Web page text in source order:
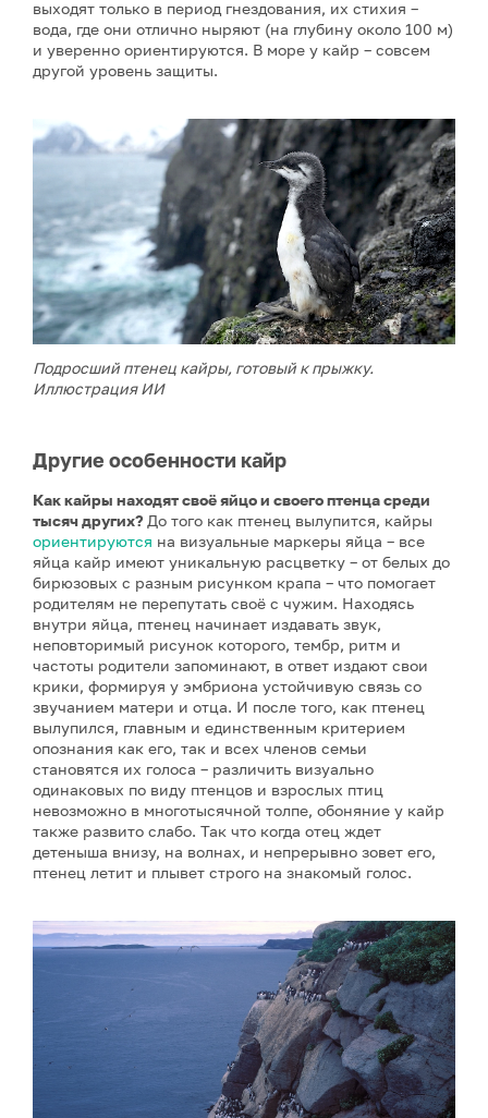
выходят только в период гнездования, их стихия –
вода, где они отлично ныряют (на глубину около 100 м)
и уверенно ориентируются. В море у кайр – совсем
другой уровень защиты.
Подросший птенец кайры, готовый к прыжку.
Иллюстрация ИИ
Другие особенности кайр
Как кайры находят своё яйцо и своего птенца среди
тысяч других? До того как птенец вылупится, кайры
ориентируются на визуальные маркеры яйца – все
яйца кайр имеют уникальную расцветку – от белых до
бирюзовых с разным рисунком крапа – что помогает
родителям не перепутать своё с чужим. Находясь
внутри яйца, птенец начинает издавать звук,
неповторимый рисунок которого, тембр, ритм и
частоты родители запоминают, в ответ издают свои
крики, формируя у эмбриона устойчивую связь со
звучанием матери и отца. И после того, как птенец
вылупился, главным и единственным критерием
опознания как его, так и всех членов семьи
становятся их голоса – различить визуально
одинаковых по виду птенцов и взрослых птиц
невозможно в многотысячной толпе, обоняние у кайр
также развито слабо. Так что когда отец ждет
детеныша внизу, на волнах, и непрерывно зовет его,
птенец летит и плывет строго на знакомый голос.